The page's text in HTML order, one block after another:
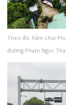
Theo đó, hầm chui
đường Phạm Ngọc